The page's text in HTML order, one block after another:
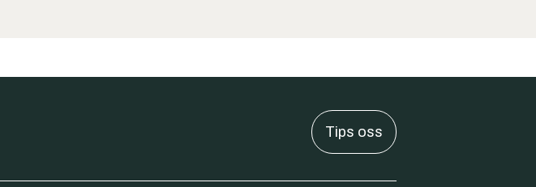
Tips oss